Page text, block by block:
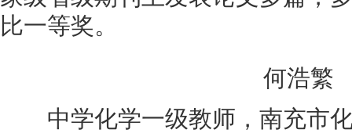
比一等奖。
何浩繁
中学化学一级教师，南充市化